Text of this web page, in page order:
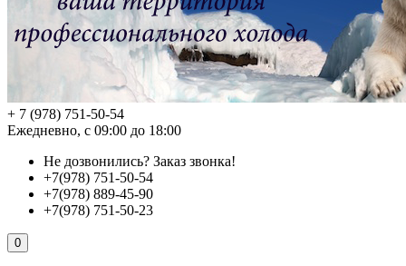
+ 7 (978) 751-50-54
Ежедневно, с 09:00 до 18:00
Не дозвонились? Заказ звонка!
+7(978) 751-50-54
+7(978) 889-45-90
+7(978) 751-50-23
0